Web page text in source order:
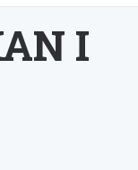
I